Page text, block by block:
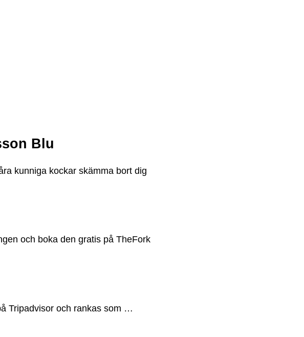
Blu
kunniga kockar skämma bort dig
och boka den gratis på TheFork
Tripadvisor och rankas som …